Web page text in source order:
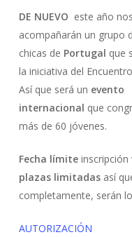
DE NUEVO este año nos
acompañarán un grupo
chicas de Portugal que
la iniciativa del
Así que será un evento
internacional que
más de 60 jóvenes.
Fecha límiteinscripción
plazas limitadasasí
completamente, serán
AUTORIZACIÓN